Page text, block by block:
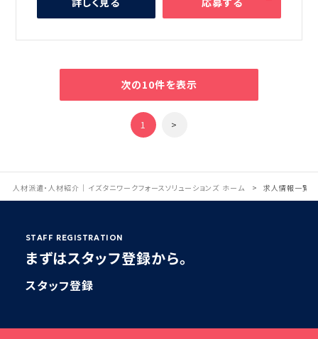
次の10件を表示
1 >
人材派遣・人材紹介｜イズタニワークフォースソリューションズ ホーム 求人情報一覧
STAFF REGISTRATION
まずはスタッフ登録から。
スタッフ登録